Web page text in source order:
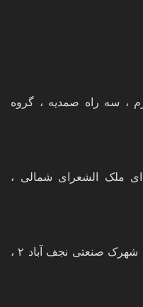
، سه راه صمدیه ، گروه
ملک الشعرای شمالی ،
کارخانه: جاده فولاد شهر نجف آباد ، شهرک صنعتی نجف آباد ۲ ،